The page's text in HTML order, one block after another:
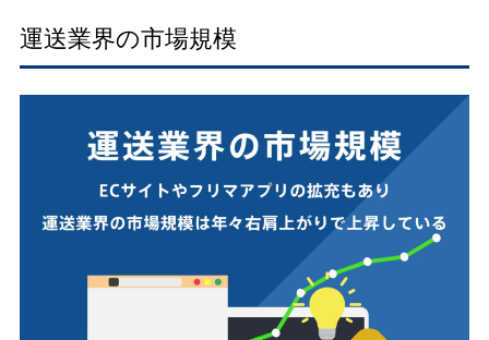
運送業界の市場規模